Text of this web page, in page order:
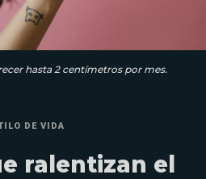
hasta 2 centímetros por mes.
DE VIDA
ralentizan el